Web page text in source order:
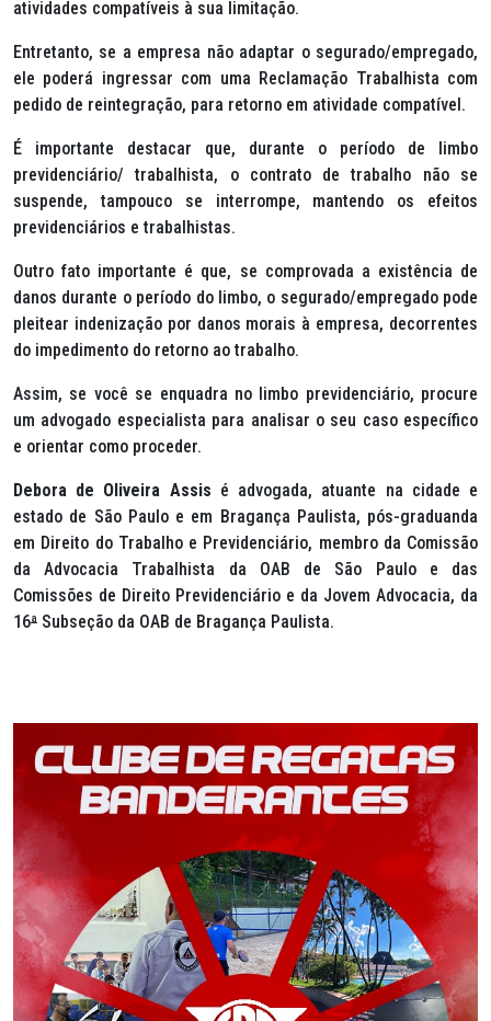
atividades compatíveis à sua limitação.
Entretanto, se a empresa não adaptar o segurado/empregado,
ele poderá ingressar com uma Reclamação Trabalhista com
pedido de reintegração, para retorno em atividade compatível.
É importante destacar que, durante o período de limbo
previdenciário/ trabalhista, o contrato de trabalho não se
suspende, tampouco se interrompe, mantendo os efeitos
previdenciários e trabalhistas.
Outro fato importante é que, se comprovada a existência de
danos durante o período do limbo, o segurado/empregado pode
pleitear indenização por danos morais à empresa, decorrentes
do impedimento do retorno ao trabalho.
Assim, se você se enquadra no limbo previdenciário, procure
um advogado especialista para analisar o seu caso específico
e orientar como proceder.
Debora de Oliveira Assis é advogada, atuante na cidade e
estado de São Paulo e em Bragança Paulista, pós-graduanda
em Direito do Trabalho e Previdenciário, membro da Comissão
da Advocacia Trabalhista da OAB de São Paulo e das
Comissões de Direito Previdenciário e da Jovem Advocacia, da
16ª Subseção da OAB de Bragança Paulista.